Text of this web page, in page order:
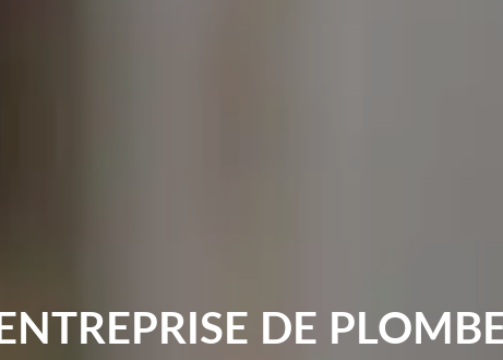
ENTREPRISE DE